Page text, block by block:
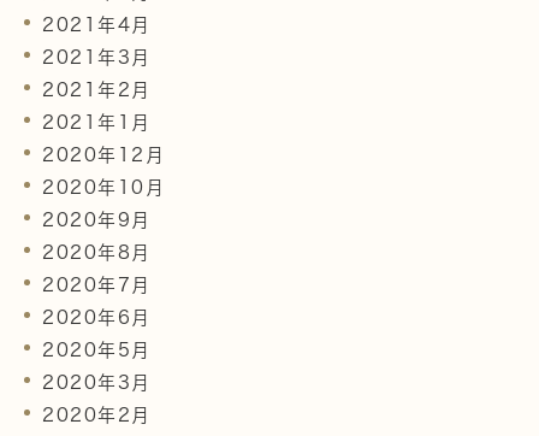
2021年4月
2021年3月
2021年2月
2021年1月
2020年12月
2020年10月
2020年9月
2020年8月
2020年7月
2020年6月
2020年5月
2020年3月
2020年2月